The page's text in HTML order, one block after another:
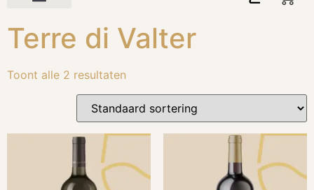
Terre di Valter
Toont alle 2 resultaten